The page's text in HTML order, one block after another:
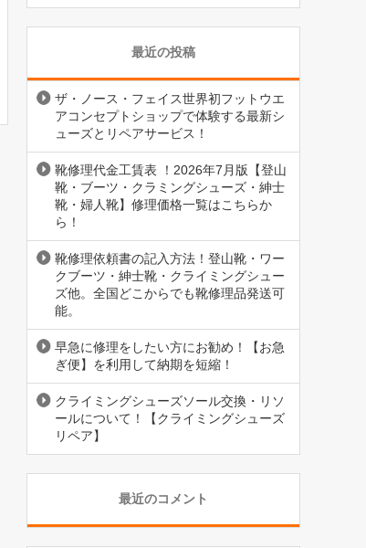
最近の投稿
ザ・ノース・フェイス世界初フットウエ
アコンセプトショップで体験する最新シ
ューズとリペアサービス！
靴修理代金工賃表 ！2026年7月版【登山
靴・ブーツ・クラミングシューズ・紳士
靴・婦人靴】修理価格一覧はこちらか
ら！
靴修理依頼書の記入方法！登山靴・ワー
クブーツ・紳士靴・クライミングシュー
ズ他。全国どこからでも靴修理品発送可
能。
早急に修理をしたい方にお勧め！【お急
ぎ便】を利用して納期を短縮！
クライミングシューズソール交換・リソ
ールについて！【クライミングシューズ
リペア】
最近のコメント